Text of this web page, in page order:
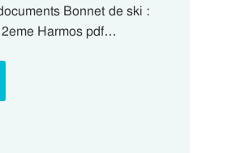
Bonnet de ski :
Harmos pdf…